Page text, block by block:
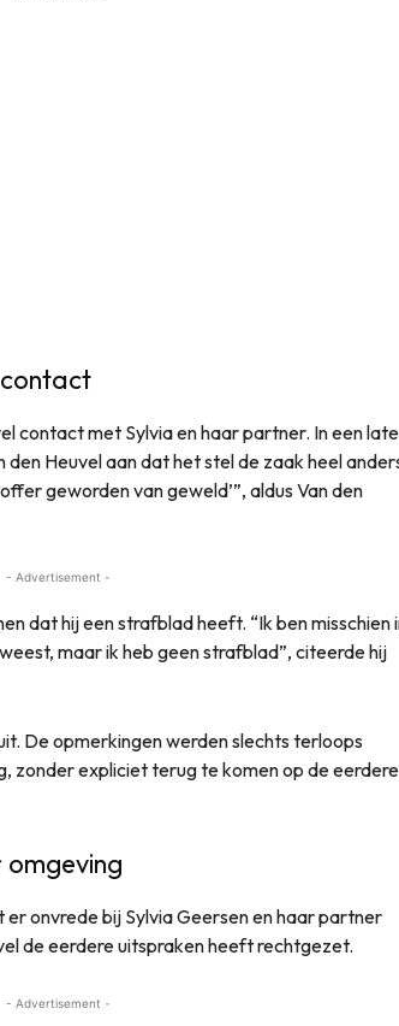
contact met Sylvia en haar partner. In een
Heuvel aan dat het stel de zaak heel
geworden van geweld’”, aldus Van den
- Advertisement -
dat hij een strafblad heeft. “Ik ben misschien
maar ik heb geen strafblad”, citeerde hij
De opmerkingen werden slechts terloops
zonder expliciet terug te komen op de eerdere
omgeving
onvrede bij Sylvia Geersen en haar partner
de eerdere uitspraken heeft rechtgezet.
- Advertisement -